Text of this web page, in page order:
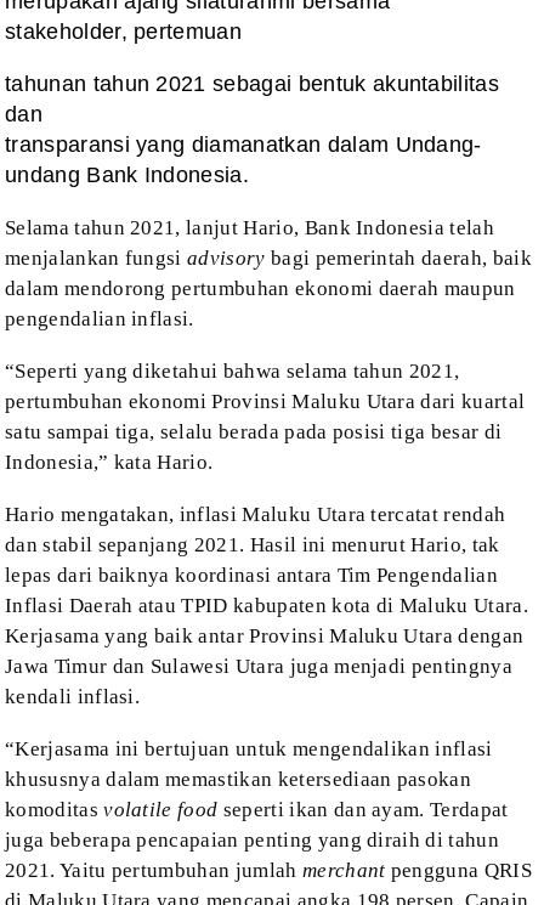
stakeholder, pertemuan
tahunan tahun 2021 sebagai bentuk akuntabilitas
dan
transparansi yang diamanatkan dalam Undang-
undang Bank Indonesia.
Selama tahun 2021, lanjut Hario, Bank Indonesia telah
menjalankan fungsiadvisory bagi pemerintah daerah, baik
dalam mendorong pertumbuhan ekonomi daerah maupun
pengendalian inflasi.
“Seperti yang diketahui bahwa selama tahun 2021,
pertumbuhan ekonomi Provinsi Maluku Utara dari kuartal
satu sampai tiga, selalu berada pada posisi tiga besar di
Indonesia,” kata Hario.
Hario mengatakan, inflasi Maluku Utara tercatat rendah
dan stabil sepanjang 2021. Hasil ini menurut Hario, tak
lepas dari baiknya koordinasi antara Tim Pengendalian
Inflasi Daerah atau TPID kabupaten kota di Maluku Utara.
Kerjasama yang baik antar Provinsi Maluku Utara dengan
Jawa Timur dan Sulawesi Utara juga menjadi pentingnya
kendali inflasi.
“Kerjasama ini bertujuan untuk mengendalikan inflasi
khususnya dalam memastikan ketersediaan pasokan
komoditas volatile food seperti ikan dan ayam. Terdapat
juga beberapa pencapaian penting yang diraih di tahun
2021. Yaitu pertumbuhan jumlah merchant pengguna QRIS
di Maluku Utara yang mencapai angka 198 persen. Capain